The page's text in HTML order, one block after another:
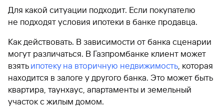
Для какой ситуации подходит. Если покупателю
не подходят условия ипотеки в банке продавца.
Как действовать. В зависимости от банка сценарии
могут различаться. В Газпромбанке клиент может
взять ипотеку на вторичную недвижимость , которая
находится в залоге у другого банка. Это может быть
квартира, таунхаус, апартаменты и земельный
участок с жилым домом.